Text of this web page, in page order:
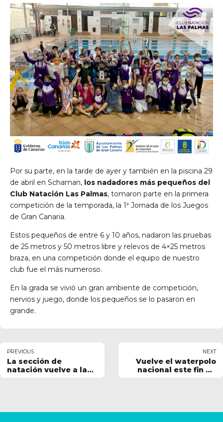
Por su parte, en la tarde de ayer y también en la piscina 29
de abril en Schaman, los nadadores más pequeños del
Club Natación Las Palmas, tomaron parte en la primera
competición de la temporada, la 1ª Jornada de los Juegos
de Gran Canaria.
Estos pequeños de entre 6 y 10 años, nadaron las pruebas
de 25 metros y 50 metros libre y relevos de 4×25 metros
braza, en una competición donde el equipo de nuestro
club fue el más numeroso.
En la grada se vivió un gran ambiente de competición,
nervios y juego, donde los pequeños se lo pasaron en
grande.
PREVIOUS
La sección de
natación vuelve a la
NEXT
Vuelve el waterpolo
nacional este fin de